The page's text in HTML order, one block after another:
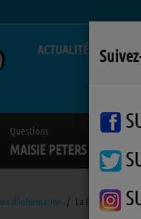
ACTUALITÉS
Questions
MAISIE PETERS
d'information La Pockythèque